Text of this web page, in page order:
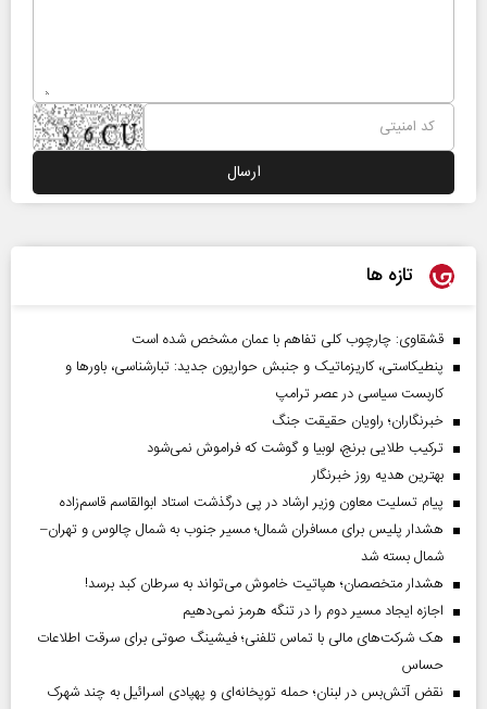
تازه ها
قشقاوی: چارچوب کلی تفاهم با عمان مشخص شده است
پنطیکاستی، کاریزماتیک و جنبش حواریون جدید: تبارشناسی، باور‌ها و
کاربست سیاسی در عصر ترامپ
خبرنگاران؛ راویان حقیقت جنگ
ترکیب طلایی برنج، لوبیا و گوشت که فراموش نمی‌شود
بهترین هدیه روز خبرنگار
پیام تسلیت معاون وزیر ارشاد در پی درگذشت استاد ابوالقاسم قاسم‌زاده
هشدار پلیس برای مسافران شمال؛ مسیر جنوب به شمال چالوس و تهران–
شمال بسته شد
هشدار متخصصان؛ هپاتیت خاموش می‌تواند به سرطان کبد برسد!
اجازه ایجاد مسیر دوم را در تنگه هرمز نمی‌دهیم
هک شرکت‌های مالی با تماس تلفنی؛ فیشینگ صوتی برای سرقت اطلاعات
حساس
نقض آتش‌بس در لبنان؛ حمله توپخانه‌ای و پهپادی اسرائیل به چند شهرک